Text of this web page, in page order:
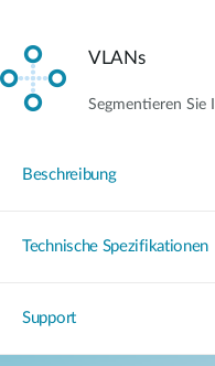
VLANs
Segmentieren Sie
Beschreibung
Technische Spezifikationen
Support